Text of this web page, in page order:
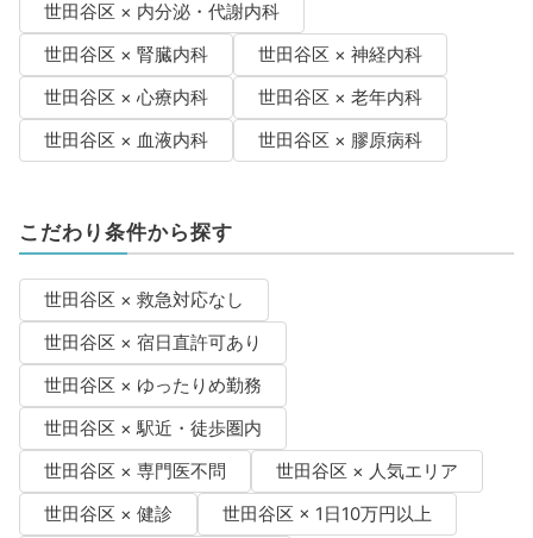
世田谷区 × 内分泌・代謝内科
世田谷区 × 腎臓内科
世田谷区 × 神経内科
世田谷区 × 心療内科
世田谷区 × 老年内科
世田谷区 × 血液内科
世田谷区 × 膠原病科
こだわり条件から探す
世田谷区 × 救急対応なし
世田谷区 × 宿日直許可あり
世田谷区 × ゆったりめ勤務
世田谷区 × 駅近・徒歩圏内
世田谷区 × 専門医不問
世田谷区 × 人気エリア
世田谷区 × 健診
世田谷区 × 1日10万円以上